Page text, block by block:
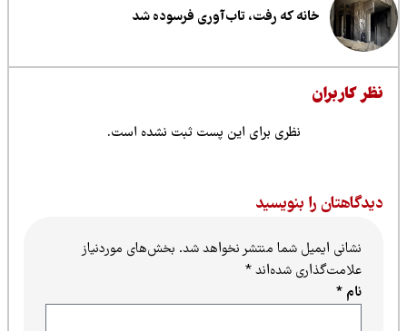
خانه که رفت، تاب‌آوری فرسوده شد
کاربران
نظری برای این پست ثبت نشده است.
را بنویسید
نشانی ایمیل شما منتشر نخواهد شد.بخش‌های موردنیاز
علامت‌گذاری شده‌اند*